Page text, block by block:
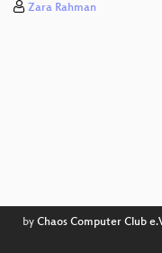
Zara Rahman
by Chaos Computer Club